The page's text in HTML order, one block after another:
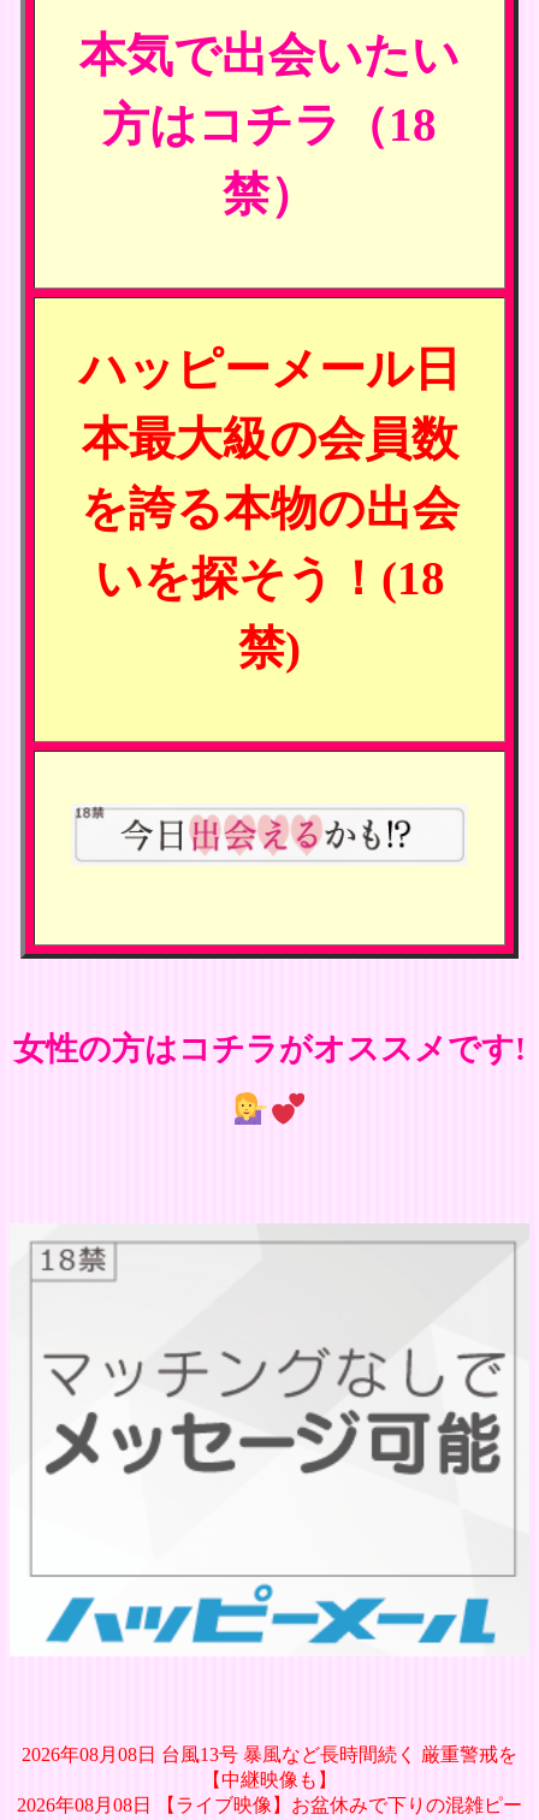
本気で出会いたい
方はコチラ（18
禁）
ハッピーメール日
本最大級の会員数
を誇る本物の出会
いを探そう！(18
禁)
女性の方はコチラがオススメです!
2026年08月08日 台風13号 暴風など長時間続く 厳重警戒を
【中継映像も】
2026年08月08日 【ライブ映像】お盆休みで下りの混雑ピー